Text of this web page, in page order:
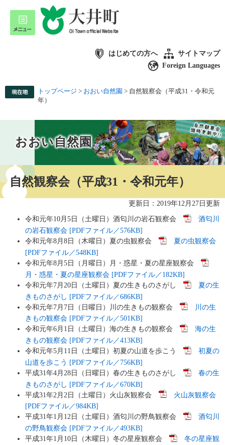
はじめての方へ
サイトマップ
Foreign Languages
トップページ > おおい自然園 > 自然観察会（平成31・令和元
年）
おおい自然園
自然観察会（平成31・令和元年）
更新日：2019年12月27日更新
令和元年10月5日（土曜日）酒匂川の岩石観察会
酒匂川
の岩石観察会 [PDFファイル／576KB]
令和元年8月8日（木曜日）夏の虫観察会
夏の虫観察会
[PDFファイル／548KB]
令和元年8月5日（月曜日）月・惑星・夏の星座観察会
月・惑星・夏の星座観察会 [PDFファイル／182KB]
令和元年7月20日（土曜日）夏の生きものさがし
夏の生
きものさがし [PDFファイル／686KB]
令和元年7月7日（日曜日）川の生きもの観察会
川の生
きもの観察会 [PDFファイル／501KB]
令和元年6月1日（土曜日）海の生きもの観察会
海の生
きもの観察会 [PDFファイル／413KB]
令和元年5月11日（土曜日）初夏の山道を歩こう
初夏の
山道を歩こう [PDFファイル／756KB]
平成31年4月28日（日曜日）春の生きものさがし
春の生
きものさがし [PDFファイル／670KB]
平成31年2月2日（土曜日）火山灰観察会
火山灰観察会
[PDFファイル／984KB]
平成31年1月12日（土曜日）酒匂川の野鳥観察会
酒匂川
の野鳥観察会 [PDFファイル／493KB]
平成31年1月10日（木曜日）冬の星座観察会
冬の星座観